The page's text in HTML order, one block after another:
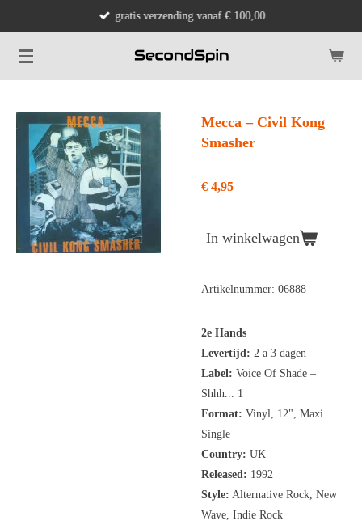
naar
de
gratis verzending vanaf € 100,00
Mecca ‎– Civil Kong
Smasher
€ 4,95
In winkelwagen
Artikelnummer: 06888
2e Hands
Levertijd: 2 a 3 dagen
Label: Voice Of Shade ‎–
Shhh... 1
Format: Vinyl, 12" , Maxi
Single
Country: UK
Released: 1992
Style: Alternative Rock, New
Wave, Indie Rock